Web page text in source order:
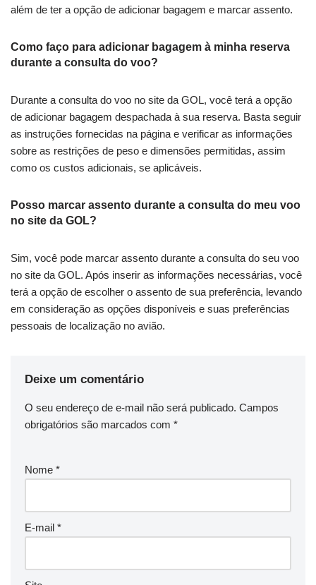
além de ter a opção de adicionar bagagem e marcar assento.
Como faço para adicionar bagagem à minha reserva
durante a consulta do voo?
Durante a consulta do voo no site da GOL, você terá a opção
de adicionar bagagem despachada à sua reserva. Basta seguir
as instruções fornecidas na página e verificar as informações
sobre as restrições de peso e dimensões permitidas, assim
como os custos adicionais, se aplicáveis.
Posso marcar assento durante a consulta do meu voo
no site da GOL?
Sim, você pode marcar assento durante a consulta do seu voo
no site da GOL. Após inserir as informações necessárias, você
terá a opção de escolher o assento de sua preferência, levando
em consideração as opções disponíveis e suas preferências
pessoais de localização no avião.
Deixe um comentário
O seu endereço de e-mail não será publicado. Campos
obrigatórios são marcados com *
Nome *
E-mail *